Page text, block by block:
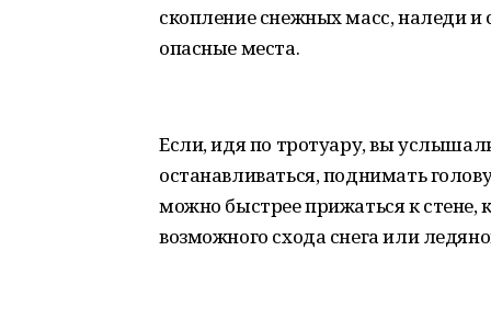
скопление снежных масс, наледи
опасные места.
Если, идя по тротуару, вы
останавливаться, поднимать
можно быстрее прижаться к
возможного схода снега или